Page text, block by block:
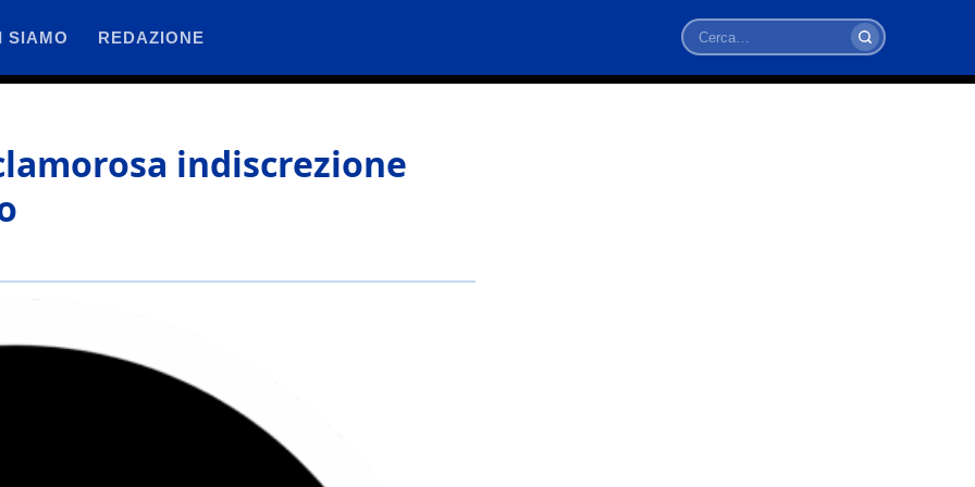
SIAMO REDAZIONE
Cerca
indiscrezione